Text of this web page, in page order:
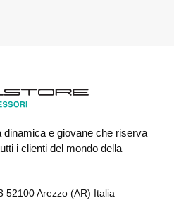
dinamica e giovane che riserva
i clienti del mondo della
52100 Arezzo (AR) Italia